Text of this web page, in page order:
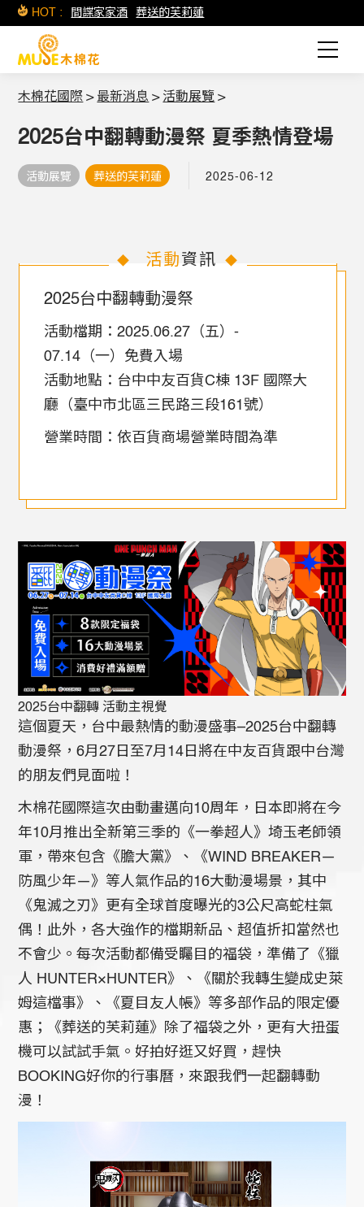
HOT : 間諜家家酒 葬送的芙莉蓮
木棉花國際 > 最新消息 > 活動展覽 >
2025台中翻轉動漫祭 夏季熱情登場
活動展覽 葬送的芙莉蓮 2025-06-12
◆ 活動 資訊 ◆
2025台中翻轉動漫祭
活動檔期：2025.06.27（五）-
07.14（一）免費入場
活動地點：台中中友百貨C棟 13F 國際大
廳（臺中市北區三民路三段161號）
營業時間：依百貨商場營業時間為準
2025台中翻轉 活動主視覺
這個夏天，台中最熱情的動漫盛事–2025台中翻轉
動漫祭，6月27日至7月14日將在中友百貨跟中台灣
的朋友們見面啦！
木棉花國際這次由動畫邁向10周年，日本即將在今
年10月推出全新第三季的《一拳超人》埼玉老師領
軍，帶來包含《膽大黨》、《WIND BREAKER—
防風少年—》等人氣作品的16大動漫場景，其中
《鬼滅之刃》更有全球首度曝光的3公尺高蛇柱氣
偶！此外，各大強作的檔期新品、超值折扣當然也
不會少。每次活動都備受矚目的福袋，準備了《獵
人 HUNTER×HUNTER》、《關於我轉生變成史萊
姆這檔事》、《夏目友人帳》等多部作品的限定優
惠；《葬送的芙莉蓮》除了福袋之外，更有大扭蛋
機可以試試手氣。好拍好逛又好買，趕快
BOOKING好你的行事曆，來跟我們一起翻轉動
漫！